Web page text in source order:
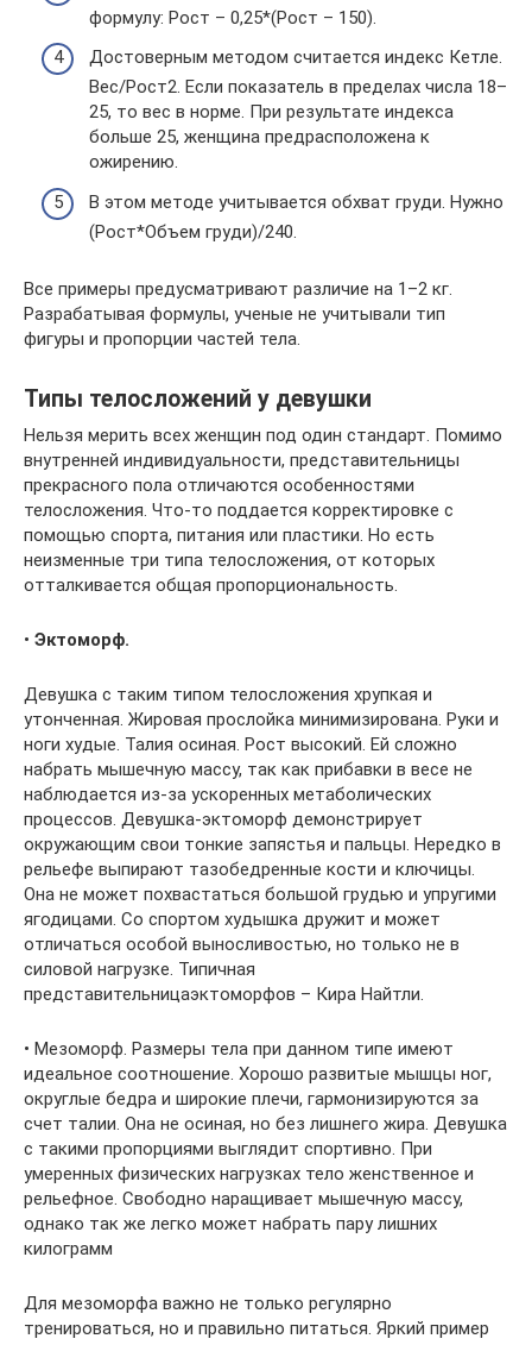
формулу: Рост – 0,25*(Рост – 150).
Достоверным методом считается индекс Кетле.
Вес/Рост2. Если показатель в пределах числа 18–
25, то вес в норме. При результате индекса
больше 25, женщина предрасположена к
ожирению.
В этом методе учитывается обхват груди. Нужно
(Рост*Объем груди)/240.
Все примеры предусматривают различие на 1–2 кг.
Разрабатывая формулы, ученые не учитывали тип
фигуры и пропорции частей тела.
Типы телосложений у девушки
Нельзя мерить всех женщин под один стандарт. Помимо
внутренней индивидуальности, представительницы
прекрасного пола отличаются особенностями
телосложения. Что-то поддается корректировке с
помощью спорта, питания или пластики. Но есть
неизменные три типа телосложения, от которых
отталкивается общая пропорциональность.
• Эктоморф.
Девушка с таким типом телосложения хрупкая и
утонченная. Жировая прослойка минимизирована. Руки и
ноги худые. Талия осиная. Рост высокий. Ей сложно
набрать мышечную массу, так как прибавки в весе не
наблюдается из-за ускоренных метаболических
процессов. Девушка-эктоморф демонстрирует
окружающим свои тонкие запястья и пальцы. Нередко в
рельефе выпирают тазобедренные кости и ключицы.
Она не может похвастаться большой грудью и упругими
ягодицами. Со спортом худышка дружит и может
отличаться особой выносливостью, но только не в
силовой нагрузке. Типичная
представительницаэктоморфов – Кира Найтли.
• Мезоморф. Размеры тела при данном типе имеют
идеальное соотношение. Хорошо развитые мышцы ног,
округлые бедра и широкие плечи, гармонизируются за
счет талии. Она не осиная, но без лишнего жира. Девушка
с такими пропорциями выглядит спортивно. При
умеренных физических нагрузках тело женственное и
рельефное. Свободно наращивает мышечную массу,
однако так же легко может набрать пару лишних
килограмм
Для мезоморфа важно не только регулярно
тренироваться, но и правильно питаться. Яркий пример